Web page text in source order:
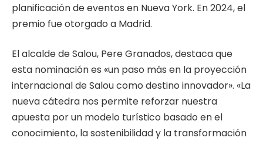
planificación de eventos en Nueva York. En 2024, el
premio fue otorgado a Madrid.
El alcalde de Salou, Pere Granados, destaca que
esta nominación es «un paso más en la proyección
internacional de Salou como destino innovador». «La
nueva cátedra nos permite reforzar nuestra
apuesta por un modelo turístico basado en el
conocimiento, la sostenibilidad y la transformación